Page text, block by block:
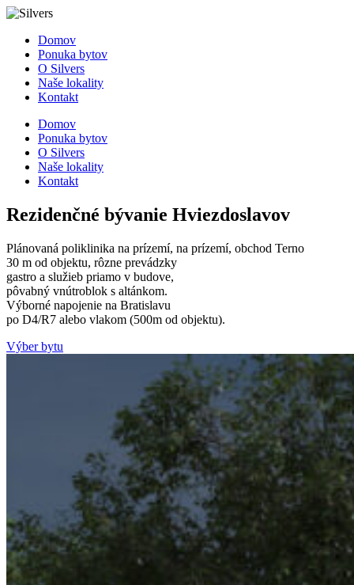
Domov
Ponuka bytov
O Silvers
Naše lokality
Kontakt
Domov
Ponuka bytov
O Silvers
Naše lokality
Kontakt
Rezidenčné bývanie Hviezdoslavov
Plánovaná poliklinika na prízemí, na prízemí, obchod Terno
30 m od objektu, rôzne prevádzky
gastro a služieb priamo v budove,
pôvabný vnútroblok s altánkom.
Výborné napojenie na Bratislavu
po D4/R7 alebo vlakom (500m od objektu).
Výber bytu